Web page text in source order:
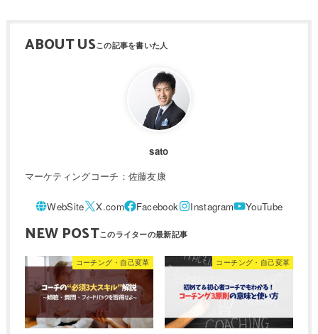
ABOUT US
sato
マーケティングコーチ：佐藤友康
NEW POST
コーチング・自己変革 コーチング・自己変革